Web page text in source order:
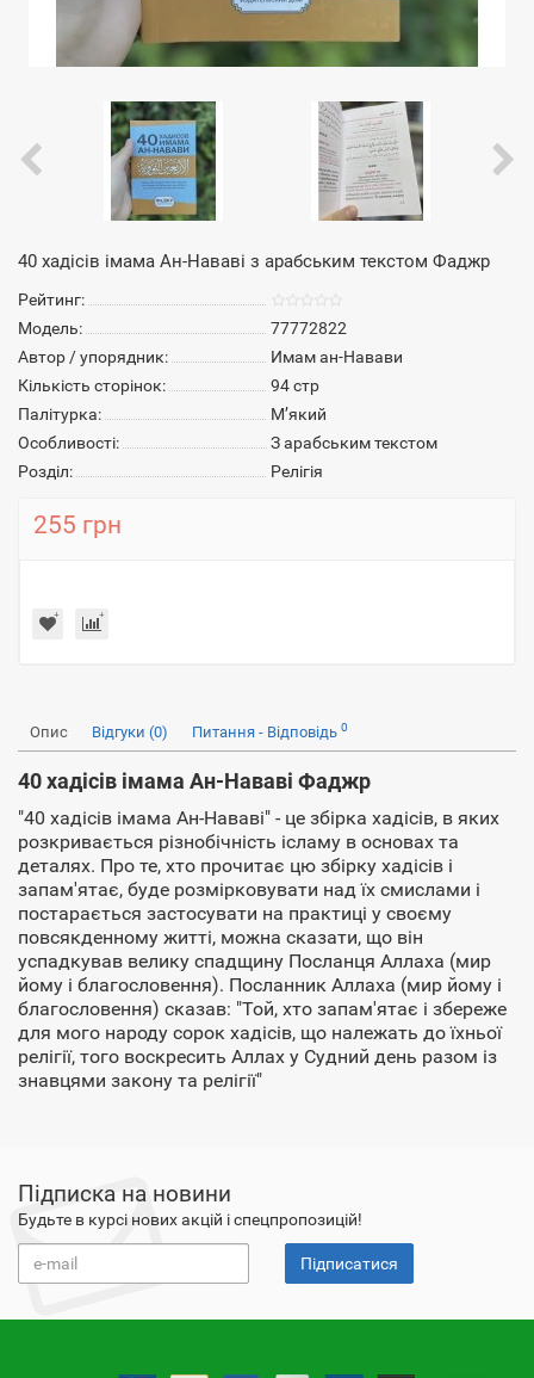
40 хадісів імама Ан-Нававі з арабським текстом Фаджр
Рейтинг:
Модель:
77772822
Автор / упорядник:
Имам ан-Навави
Кількість сторінок:
94 стр
Палітурка:
Мʼякий
Особливості:
З арабським текстом
Розділ:
Релігія
255 грн
Опис Відгуки (0) Питання - Відповідь 0
40 хадісів імама Ан-Нававі Фаджр
"40 хадісів імама Ан-Нававі" - це збірка хадісів, в яких
розкривається різнобічність ісламу в основах та
деталях. Про те, хто прочитає цю збірку хадісів і
запам'ятає, буде розмірковувати над їх смислами і
постарається застосувати на практиці у своєму
повсякденному житті, можна сказати, що він
успадкував велику спадщину Посланця Аллаха (мир
йому і благословення). Посланник Аллаха (мир йому і
благословення) сказав: "Той, хто запам'ятає і збереже
для мого народу сорок хадісів, що належать до їхньої
релігії, того воскресить Аллах у Судний день разом із
знавцями закону та релігії"
Підписка на новини
Будьте в курсі нових акцій і спецпропозицій!
Підписатися